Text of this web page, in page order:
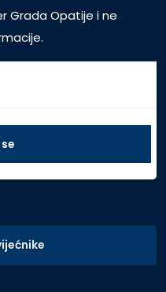
Grada Opatije i ne